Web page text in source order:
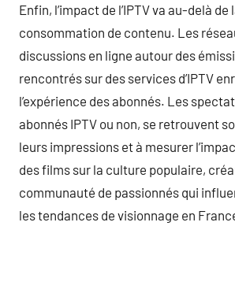
Enfin, l’impact de l’IPTV va au-delà de
consommation de contenu. Les
discussions en ligne autour des
rencontrés sur des services d’IPTV
l’expérience des abonnés. Les
abonnés IPTV ou non, se retrouvent
leurs impressions et à mesurer
des films sur la culture populaire,
communauté de passionnés qui
les tendances de visionnage en